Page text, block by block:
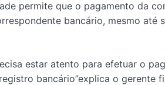
permite que o pagamento da
bancário, mesmo até
estar atento para efetuar o
bancário”explica o gerente